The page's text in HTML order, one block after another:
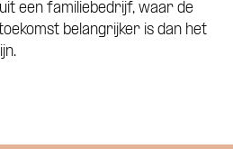
een familiebedrijf, waar de
belangrijker is dan het